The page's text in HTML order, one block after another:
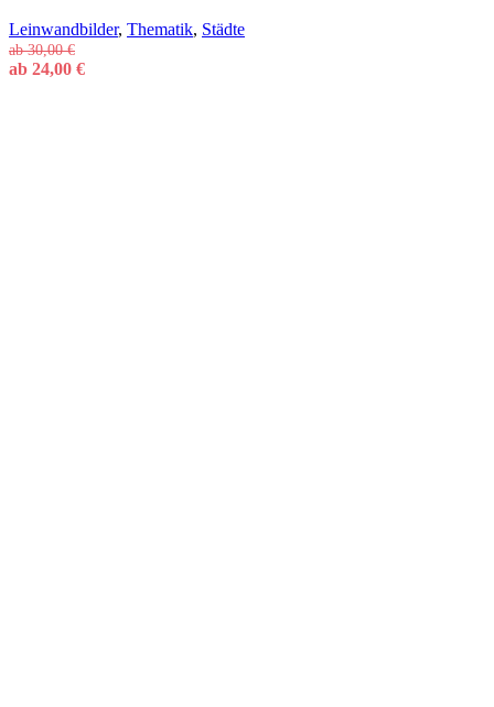
Leinwandbilder, Thematik, Städte
ab30,00€
ab 24,00 €